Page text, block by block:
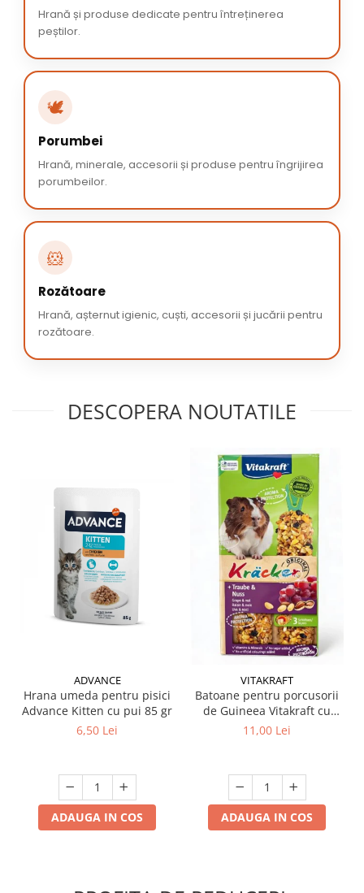
Hrană și produse dedicate pentru întreținerea
peștilor.
🕊️
Porumbei
Hrană, minerale, accesorii și produse pentru îngrijirea
porumbeilor.
🐹
Rozătoare
Hrană, așternut igienic, cuști, accesorii și jucării pentru
rozătoare.
DESCOPERA NOUTATILE
ADVANCE
Hrana umeda pentru pisici
Advance Kitten cu pui 85 gr
6,50 Lei
ADAUGA IN COS
VITAKRAFT
Batoane pentru porcusorii
de Guineea Vitakraft cu
struguri & nuci 2 buc
11,00 Lei
ADAUGA IN COS